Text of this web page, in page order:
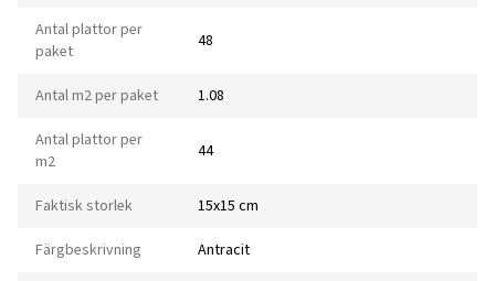
Antal plattor per
paket
48
Antal m2 per paket 1.08
Antal plattor per
m2
44
Faktisk storlek 15x15 cm
Färgbeskrivning Antracit